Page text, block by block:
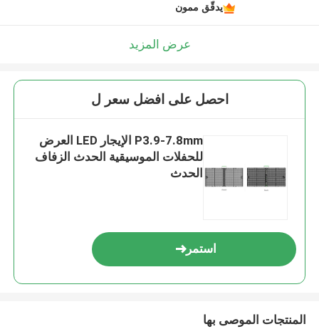
يدقّق ممون
عرض المزيد
احصل على افضل سعر ل
P3.9-7.8mm الإيجار LED العرض
للحفلات الموسيقية الحدث الزفاف
الحدث
استمر
المنتجات الموصى بها